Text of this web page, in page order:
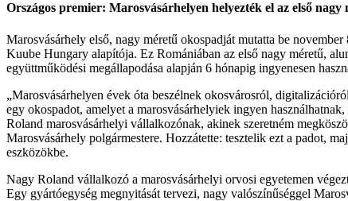
Országos premier: Marosvásárhelyen helyezték el az első
Marosvásárhely első, nagy méretű okospadját mutatta be
Kuube Hungary alapítója. Ez Romániában az első nagy méretű,
együttműködési megállapodása alapján 6 hónapig ingyenesen
„Marosvásárhelyen évek óta beszélnek okosvárosról,
egy okospadot, amelyet a marosvásárhelyiek ingyen
Roland marosvásárhelyi vállalkozónak, akinek szeretném
Marosvásárhely polgármestere. Hozzátette: tesztelik ezt a padot,
eszközökbe.
Nagy Roland vállalkozó a marosvásárhelyi orvosi egyetemen
Egy gyártóegység megnyitását tervezi, nagy valószínűséggel